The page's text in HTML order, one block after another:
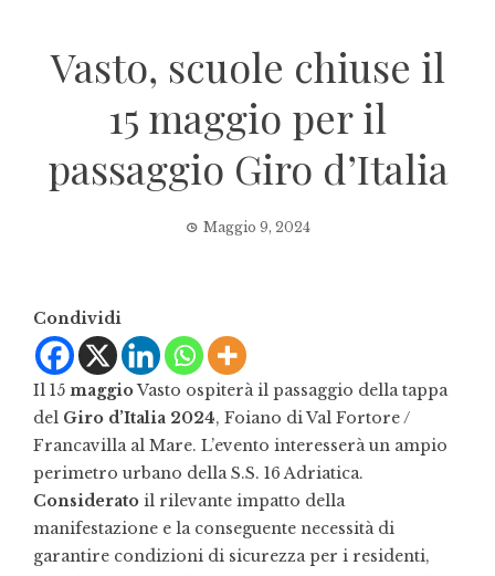
Vasto, scuole chiuse il
15 maggio per il
passaggio Giro d’Italia
Maggio 9, 2024
Condividi
Il 15 maggioVasto ospiterà il passaggio della tappa
del Giro d’Italia 2024, Foiano di Val Fortore /
Francavilla al Mare. L’evento interesserà un ampio
perimetro urbano della S.S. 16 Adriatica.
Considerato il rilevante impatto della
manifestazione e la conseguente necessità di
garantire condizioni di sicurezza per i residenti,